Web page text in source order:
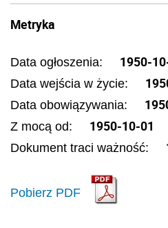
Metryka
Data ogłoszenia: 1950-
Data wejścia w życie:
Data obowiązywania:
Z mocą od: 1950-10-01
Dokument traci ważność:
Pobierz PDF